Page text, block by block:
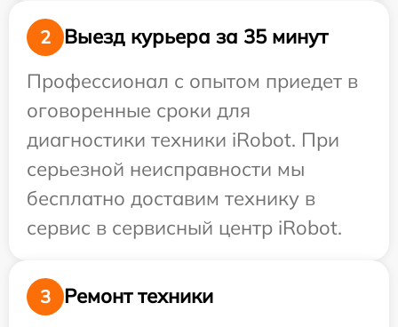
2
Выезд курьера за 35 минут
Профессионал с опытом приедет в
оговоренные сроки для
диагностики техники iRobot. При
серьезной неисправности мы
бесплатно доставим технику в
сервис в сервисный центр iRobot.
3 Ремонт техники